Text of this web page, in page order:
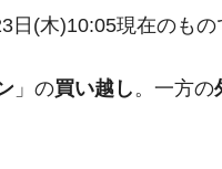
かず飛ばずに終わりそうな
清原に次いで多く打ってい
(木)10:05現在のもの
」の買い越し。一方の